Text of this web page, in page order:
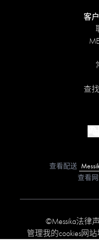
客
查
©Messika法律
管理我的cookies网站
查看配送
查看